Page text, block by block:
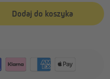
Dodaj do koszyka